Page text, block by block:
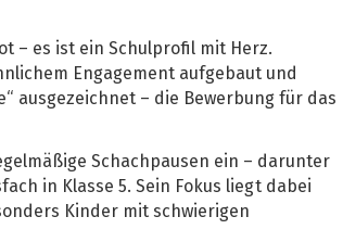
– es ist ein Schulprofil mit Herz.
Engagement aufgebaut und
ausgezeichnet – die Bewerbung für das
Schachpausen ein – darunter
in Klasse 5. Sein Fokus liegt dabei
Kinder mit schwierigen